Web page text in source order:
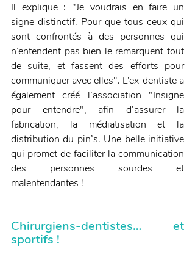
Il explique : "Je voudrais en faire un
signe distinctif. Pour que tous ceux qui
sont confrontés à des personnes qui
n’entendent pas bien le remarquent tout
de suite, et fassent des efforts pour
communiquer avec elles". L’ex-dentiste a
également créé l’association "Insigne
pour entendre", afin d’assurer la
fabrication, la médiatisation et la
distribution du pin’s. Une belle initiative
qui promet de faciliter la communication
des personnes sourdes et
malentendantes !
Chirurgiens-dentistes… et
sportifs !